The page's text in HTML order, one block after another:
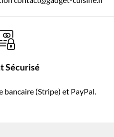
Sécurisé
(Stripe) et PayPal.